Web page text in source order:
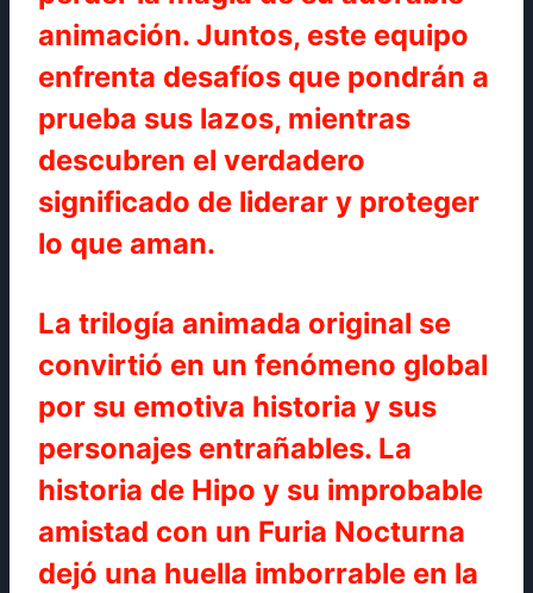
animación. Juntos, este equipo
enfrenta desafíos que pondrán a
prueba sus lazos, mientras
descubren el verdadero
significado de liderar y proteger
lo que aman.
La trilogía animada original se
convirtió en un fenómeno global
por su emotiva historia y sus
personajes entrañables. La
historia de Hipo y su improbable
amistad con un Furia Nocturna
dejó una huella imborrable en la